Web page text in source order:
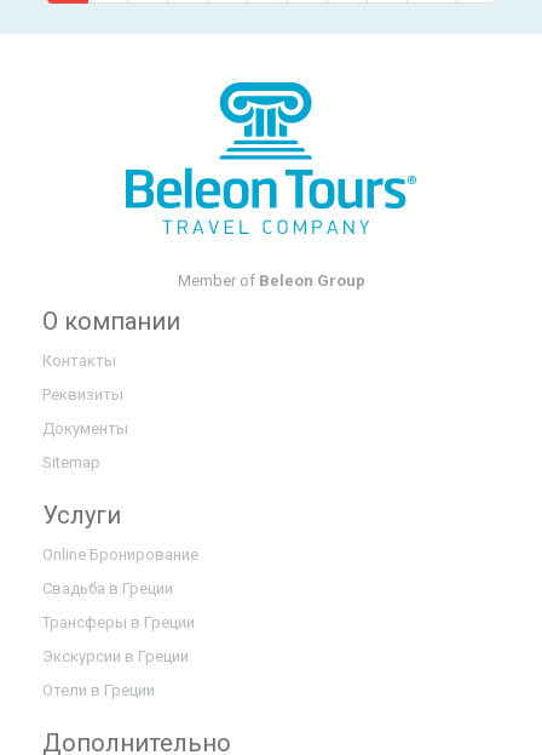
Member of Beleon Group
О компании
Контакты
Реквизиты
Документы
Sitemap
Услуги
Online Бронирование
Свадьба в Греции
Трансферы в Греции
Экскурсии в Греции
Отели в Греции
Дополнительно